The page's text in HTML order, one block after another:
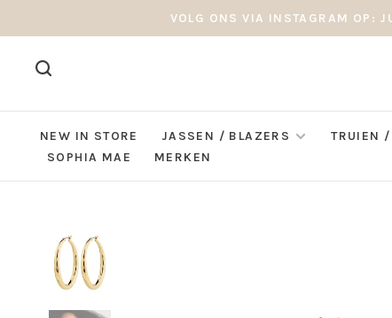
VOLG ONS VIA INSTAGRAM OP:
NEW IN STORE JASSEN / BLAZERS TRUIEN /
SOPHIA MAE
MERKEN